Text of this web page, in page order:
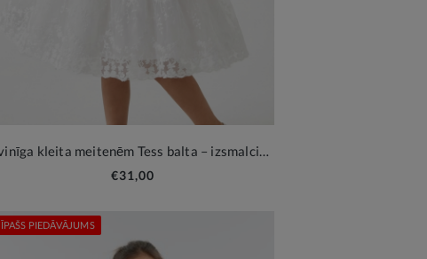
Svinīga kleita meitenēm Tess balta – izsmalcināta elegance kāzām un svētkiem
€31,00
ĪPAŠS PIEDĀVĀJUMS